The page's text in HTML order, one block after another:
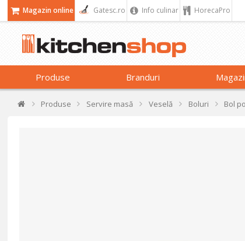
Magazin online Gatesc.ro Info culinar HorecaPro
Produse Branduri
Produse Servire masă Veselă Boluri Bol